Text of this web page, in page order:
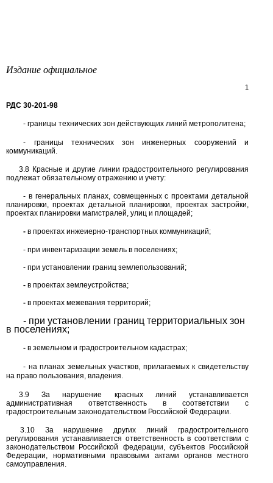
Издание официальное
1
РДС 30-201-98
- границы технических зон действующих линий метрополитена;
- границы технических зон инженерных сооружений и
коммуникаций.
3.8 Красные и другие линии градостроительного регулирования
подлежат обязательному отражению и учету:
- в генеральных планах, совмещенных с проектами детальной
планировки, проектах детальной планировки, проектах застройки,
проектах планировки магистралей, улиц и площадей;
- в проектах инжеиерно-транспортных коммуникаций;
- при инвентаризации земель в поселениях;
- при установлении границ землепользований;
- в проектах землеустройства;
- в проектах межевания территорий;
- при установлении границ территориальных зон
в поселениях;
- в земельном и градостроительном кадастрах;
- на планах земельных участков, прилагаемых к свидетельству
на право пользования, владения.
3.9 За нарушение красных линий устанавливается
административная ответственность в соответствии с
градостроительным законодательством Российской Федерации.
3.10За нарушение других линий градостроительного
регулирования устанавливается ответственность в соответствии с
законодательством Российской федерации, субъектов Российской
Федерации, нормативными правовыми актами органов местного
самоуправления.